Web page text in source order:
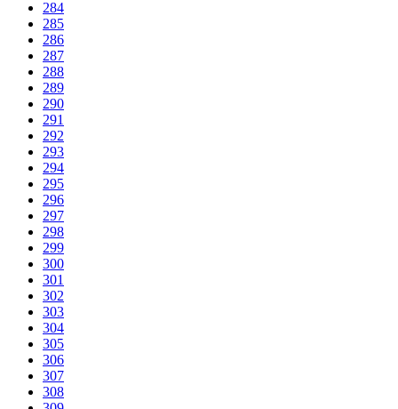
284
285
286
287
288
289
290
291
292
293
294
295
296
297
298
299
300
301
302
303
304
305
306
307
308